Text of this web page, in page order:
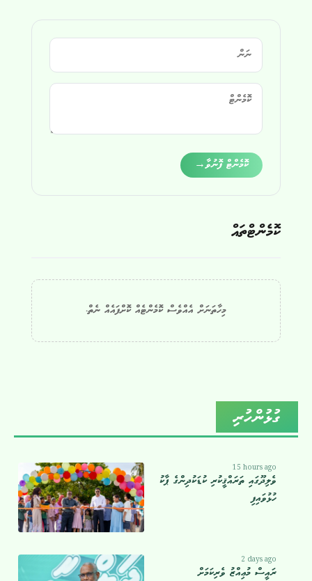
ކޮމެންޓް ފޮނުވާ→
ކޮމެންޓްތައް
މިހާތަނަށް އެއްވެސް ކޮމެންޓެއް ކޮށްފައެއް ނެތް.
ގުޅުންހުރި
15 hours ago
ވެލިދޫގައި ތަރައްޤީކުރި ކުޑަކުދިންގެ ޕާކު
ހުޅުވައިފި
2 days ago
ރައީސް މުޢިއްޒު ވެރިކަމަށް